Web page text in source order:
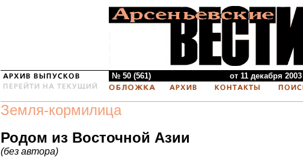
№ 50 (561) от 11 декабря 2003
Земля-кормилица
Родом из Восточной Азии
(без автора)